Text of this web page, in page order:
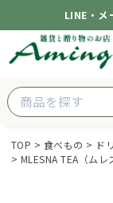
LINE・メ
TOP 食べもの ド
MLESNA TEA（ム